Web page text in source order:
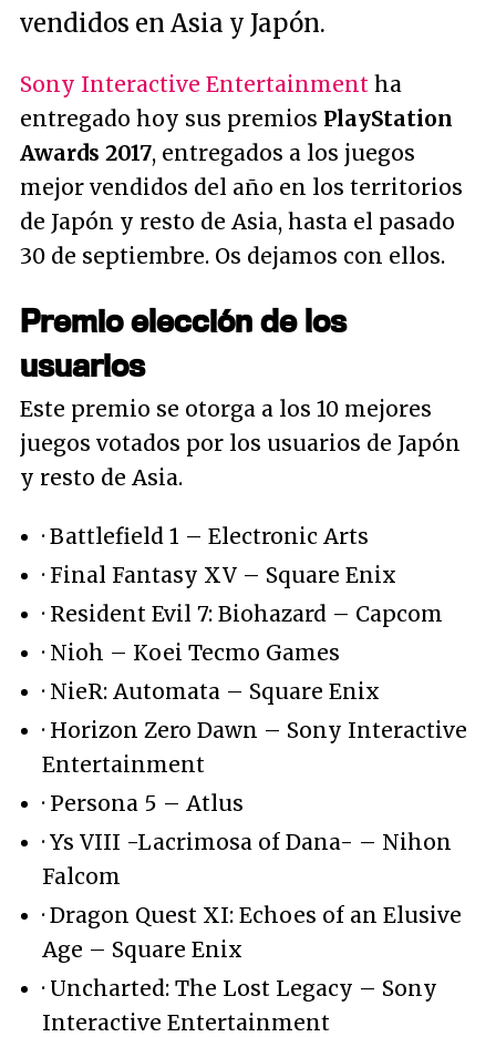
vendidos en Asia y Japón.
Sony Interactive Entertainment ha
entregado hoy sus premios PlayStation
Awards 2017, entregados a los juegos
mejor vendidos del año en los territorios
de Japón y resto de Asia, hasta el pasado
30 de septiembre. Os dejamos con ellos.
Premio elección de los
usuarios
Este premio se otorga a los 10 mejores
juegos votados por los usuarios de Japón
y resto de Asia.
· Battlefield 1 – Electronic Arts
· Final Fantasy XV – Square Enix
· Resident Evil 7: Biohazard – Capcom
· Nioh – Koei Tecmo Games
· NieR: Automata – Square Enix
· Horizon Zero Dawn – Sony Interactive
Entertainment
· Persona 5 – Atlus
· Ys VIII -Lacrimosa of Dana- – Nihon
Falcom
· Dragon Quest XI: Echoes of an Elusive
Age – Square Enix
· Uncharted: The Lost Legacy – Sony
Interactive Entertainment